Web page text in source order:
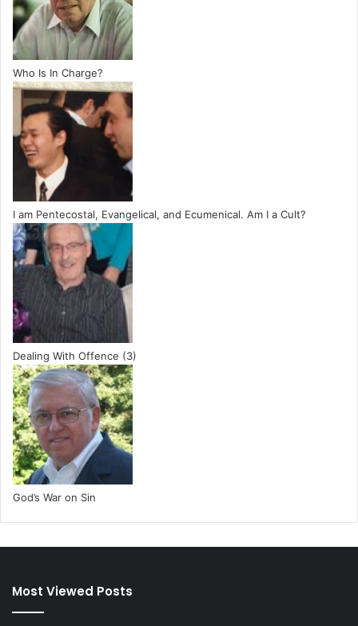
Who Is In Charge?
I am Pentecostal, Evangelical, and Ecumenical. Am I a Cult?
Dealing With Offence (3)
God’s War on Sin
Most Viewed Posts